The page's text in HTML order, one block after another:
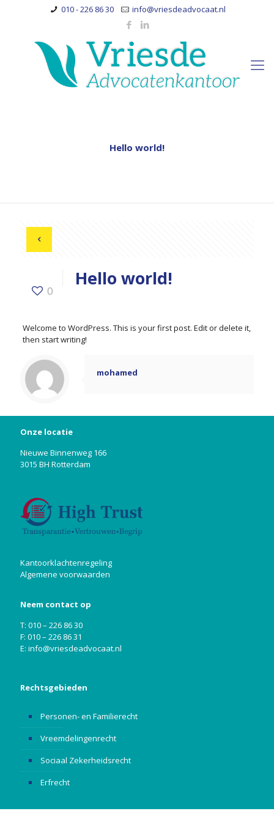
010 - 226 86 30 info@vriesdeadvocaat.nl
Hello world!
0
Hello world!
Welcome to WordPress. This is your first post. Edit or delete it,
then start writing!
mohamed
Onze locatie
Nieuwe Binnenweg 166
3015 BH Rotterdam
Kantoorklachtenregeling
Algemene voorwaarden
Neem contact op
T: 010 – 226 86 30
F: 010 – 226 86 31
E: info@vriesdeadvocaat.nl
Rechtsgebieden
Personen- en Familierecht
Vreemdelingenrecht
Sociaal Zekerheidsrecht
Erfrecht